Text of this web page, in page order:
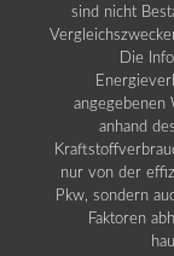
sind nicht
Die
angegebenen
anhand
nur von der
Pkw, sondern
Faktoren